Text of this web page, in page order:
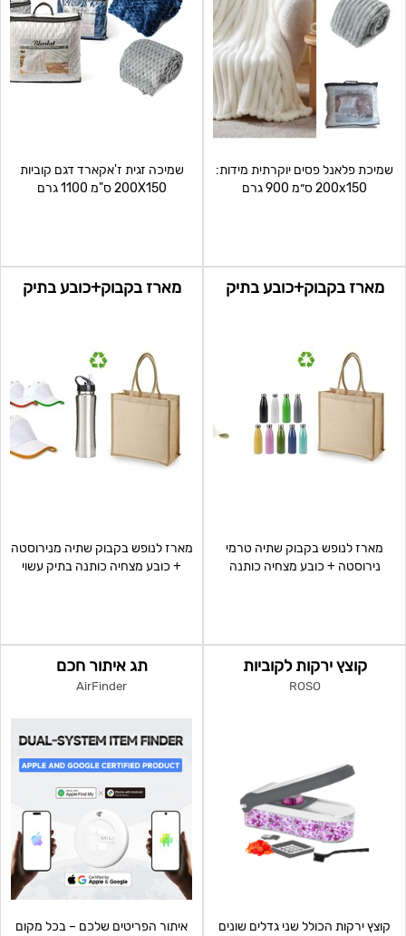
שמיכת פלאנל פסים יוקרתית מידות:
200x150 ס״מ 900 גרם
שמיכה זגית ז'אקארד דגם קוביות
200X150 ס"מ 1100 גרם
מארז בקבוק+כובע בתיק
מארז לנופש בקבוק שתיה טרמי
נירוסטה + כובע מצחיה כותנה
מארז בקבוק+כובע בתיק
מארז לנופש בקבוק שתיה מנירוסטה
+ כובע מצחיה כותנה בתיק עשוי
קוצץ ירקות לקוביות
ROSO
קוצץ ירקות הכולל שני גדלים שונים
תג איתור חכם
AirFinder
איתור הפריטים שלכם – בכל מקום